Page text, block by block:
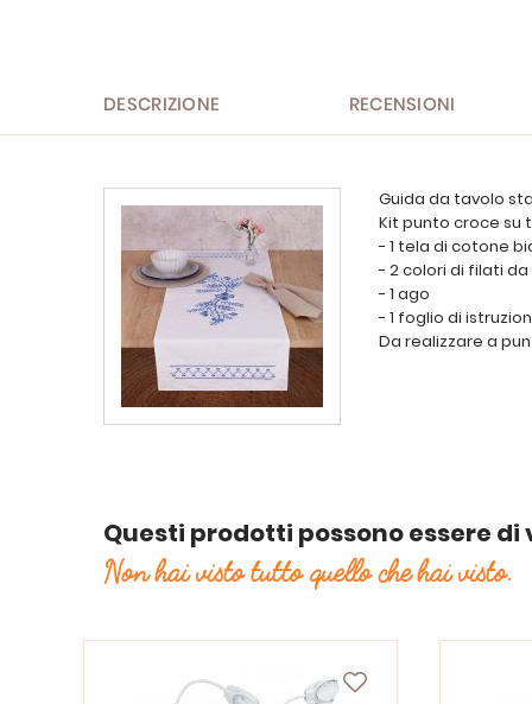
immagini
DESCRIZIONE RECENSIONI
Guida da tavolo
Kit punto croce
- 1 tela di cotone
- 2 colori di filati
- 1 ago
- 1 foglio di
Da realizzare a
Questi prodotti possono essere
Non hai visto tutto quello che hai visto.